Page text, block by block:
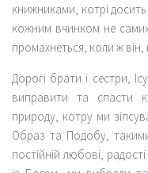
книжниками, котрі
кожним вчинком не
промахнеться, коли ж він,
Дорогі брати і сестри,
виправити та спасти
природу, котру ми
Образ та Подобу,
постійній любові,